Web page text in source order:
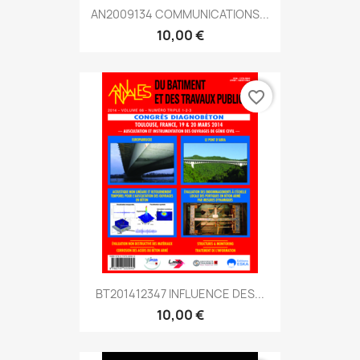
AN2009134 COMMUNICATIONS...
10,00 €
BT201412347 INFLUENCE DES...
10,00 €
favorite_border